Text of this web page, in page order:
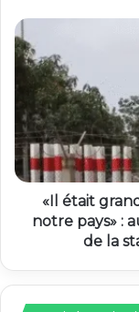
«Il était
notre pays» :
de la